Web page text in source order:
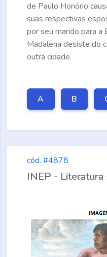
de Paulo Honório
suas respectivas
por seu marido para a
Madalena desiste do
outra cidade.
A B
cód. #4878
INEP -